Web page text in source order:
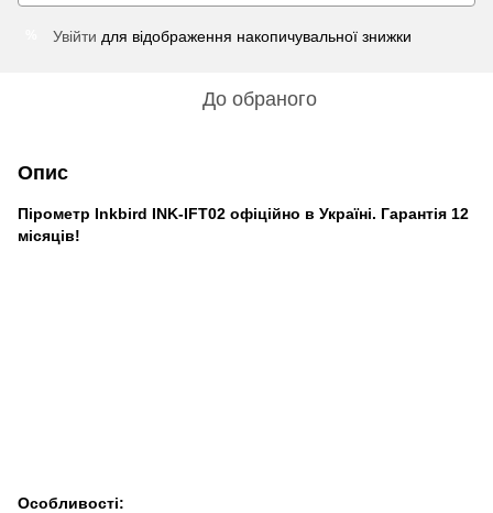
Увійти для відображення накопичувальної знижки
До обраного
Опис
Пірометр Inkbird INK-IFT02 офіційно в Україні. Гарантія 12
місяців!
Особливості: